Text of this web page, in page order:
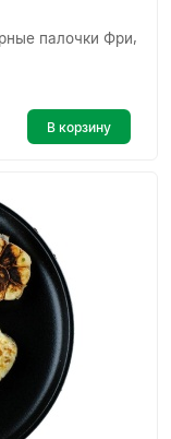
палочки Фри,
В корзину